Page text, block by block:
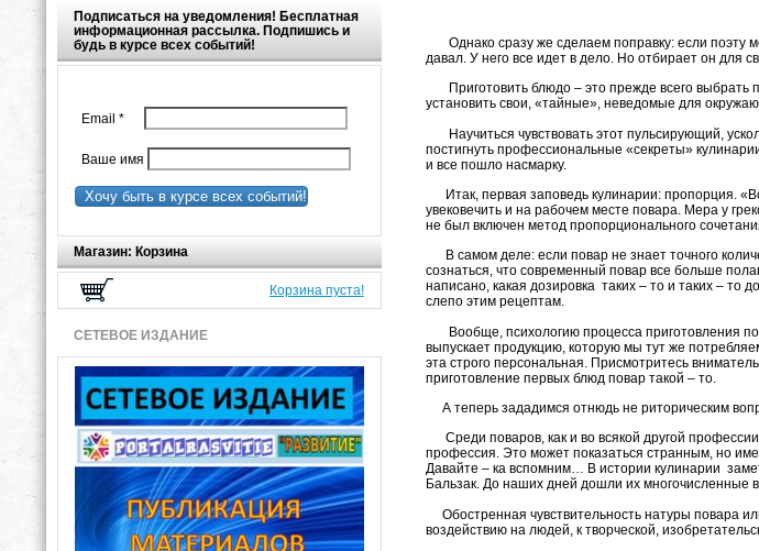
Подписаться на уведомления! Бесплатная
информационная рассылка. Подпишись и
будь в курсе всех событий!
Email *
Ваше имя
Хочу быть в курсе всех событий!
Магазин: Корзина
Корзина пуста!
СЕТЕВОЕ ИЗДАНИЕ
(Анна
Однако сразу же сделаем поправку: если поэту
давал. У него все идет в дело. Но отбирает он для
Приготовить блюдо – это прежде всего выбрать
установить свои, «тайные», неведомые для
Научиться чувствовать этот пульсирующий,
постигнуть профессиональные «секреты»
и все пошло насмарку.
Итак, первая заповедь кулинарии: пропорция.
увековечить и на рабочем месте повара. Мера у
не был включен метод пропорционального
В самом деле: если повар не знает точного
сознаться, что современный повар все больше
написано, какая дозировка таких – то и таких – то
слепо этим рецептам.
Вообще, психологию процесса приготовления
выпускает продукцию, которую мы тут же
эта строго персональная. Присмотритесь
приготовление первых блюд повар такой – то.
А теперь зададимся отнюдь не риторическим
Среди поваров, как и во всякой другой
профессия. Это может показаться странным, но
Давайте – ка вспомним… В истории кулинарии
Бальзак. До наших дней дошли их многочисленные
Обостренная чувствительность натуры повара
воздействию на людей, к творческой,